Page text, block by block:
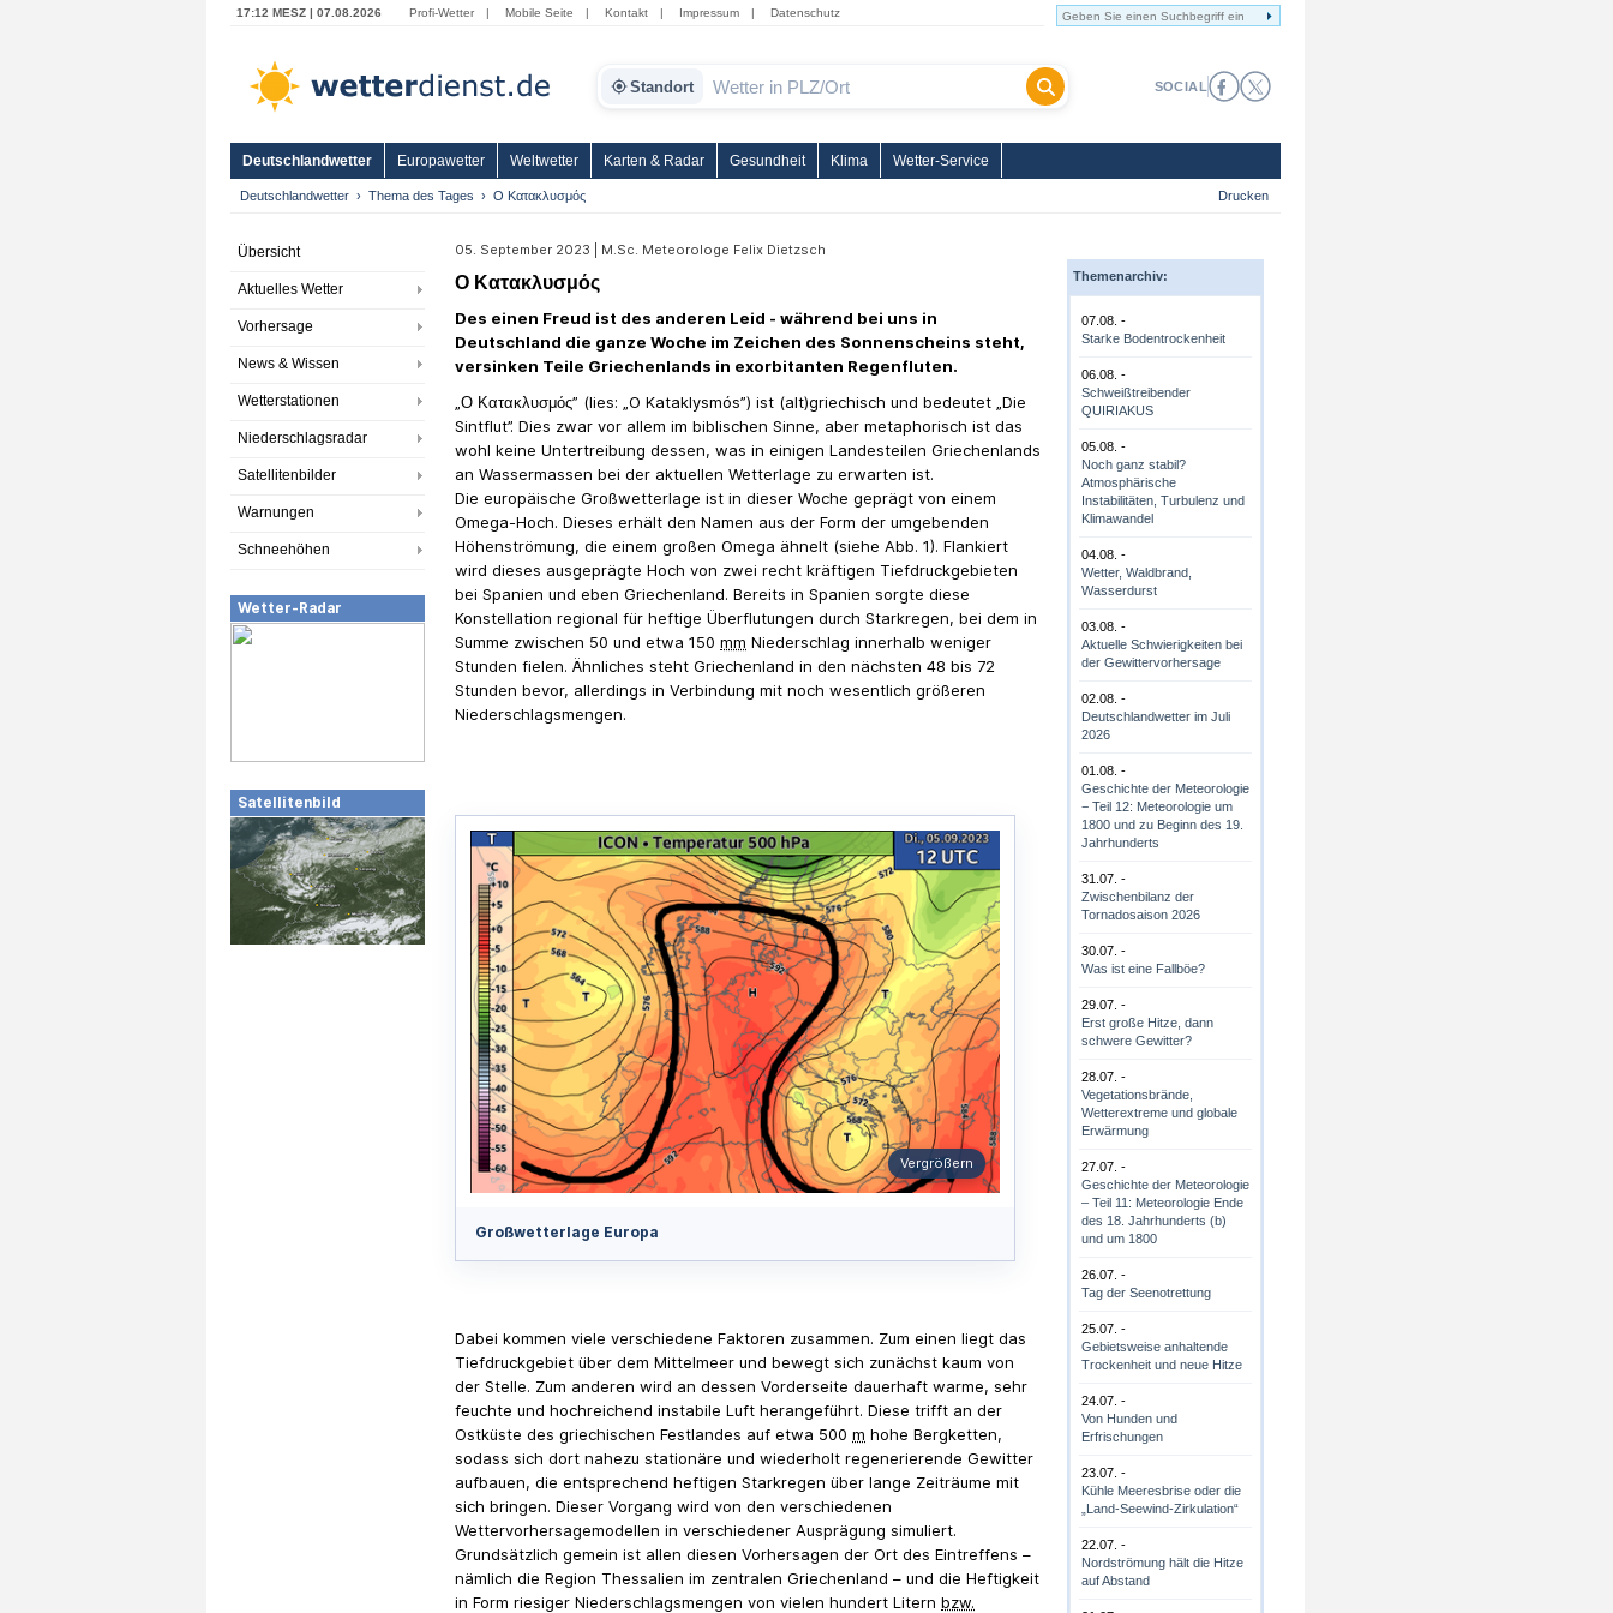
17:12 MESZ | 07.08.2026 Profi-Wetter | Mobile Seite | Kontakt | Impressum | Datenschutz
Standort SOCIAL
Deutschlandwetter Europawetter Weltwetter Karten & Radar Gesundheit Klima Wetter-Service
Deutschlandwetter Thema des Tages Ο Κατακλυσμός Drucken
Übersicht
Aktuelles Wetter
Vorhersage
News & Wissen
Wetterstationen
Niederschlagsradar
Satellitenbilder
Warnungen
Schneehöhen
Wetter-Radar
Satellitenbild
05. September 2023 | M.Sc. Meteorologe Felix Dietzsch
Ο Κατακλυσμός
Des einen Freud ist des anderen Leid - während bei uns in
Deutschland die ganze Woche im Zeichen des Sonnenscheins steht,
versinken Teile Griechenlands in exorbitanten Regenfluten.
„Ο Κατακλυσμός” (lies: „O Kataklysmós”) ist (alt)griechisch und bedeutet „Die
Sintflut”. Dies zwar vor allem im biblischen Sinne, aber metaphorisch ist das
wohl keine Untertreibung dessen, was in einigen Landesteilen Griechenlands
an Wassermassen bei der aktuellen Wetterlage zu erwarten ist.
Die europäische Großwetterlage ist in dieser Woche geprägt von einem
Omega-Hoch. Dieses erhält den Namen aus der Form der umgebenden
Höhenströmung, die einem großen Omega ähnelt (siehe Abb. 1). Flankiert
wird dieses ausgeprägte Hoch von zwei recht kräftigen Tiefdruckgebieten
bei Spanien und eben Griechenland. Bereits in Spanien sorgte diese
Konstellation regional für heftige Überflutungen durch Starkregen, bei dem in
Summe zwischen 50 und etwa 150 mm Niederschlag innerhalb weniger
Stunden fielen. Ähnliches steht Griechenland in den nächsten 48 bis 72
Stunden bevor, allerdings in Verbindung mit noch wesentlich größeren
Niederschlagsmengen.
Vergrößern
Großwetterlage Europa
Dabei kommen viele verschiedene Faktoren zusammen. Zum einen liegt das
Tiefdruckgebiet über dem Mittelmeer und bewegt sich zunächst kaum von
der Stelle. Zum anderen wird an dessen Vorderseite dauerhaft warme, sehr
feuchte und hochreichend instabile Luft herangeführt. Diese trifft an der
Ostküste des griechischen Festlandes auf etwa 500 m hohe Bergketten,
sodass sich dort nahezu stationäre und wiederholt regenerierende Gewitter
aufbauen, die entsprechend heftigen Starkregen über lange Zeiträume mit
sich bringen. Dieser Vorgang wird von den verschiedenen
Wettervorhersagemodellen in verschiedener Ausprägung simuliert.
Grundsätzlich gemein ist allen diesen Vorhersagen der Ort des Eintreffens –
nämlich die Region Thessalien im zentralen Griechenland – und die Heftigkeit
in Form riesiger Niederschlagsmengen von vielen hundert Litern bzw.
Themenarchiv:
07.08. -
Starke Bodentrockenheit
06.08. -
Schweißtreibender
QUIRIAKUS
05.08. -
Noch ganz stabil?
Atmosphärische
Instabilitäten, Turbulenz und
Klimawandel
04.08. -
Wetter, Waldbrand,
Wasserdurst
03.08. -
Aktuelle Schwierigkeiten bei
der Gewittervorhersage
02.08. -
Deutschlandwetter im Juli
2026
01.08. -
Geschichte der Meteorologie
− Teil 12: Meteorologie um
1800 und zu Beginn des 19.
Jahrhunderts
31.07. -
Zwischenbilanz der
Tornadosaison 2026
30.07. -
Was ist eine Fallböe?
29.07. -
Erst große Hitze, dann
schwere Gewitter?
28.07. -
Vegetationsbrände,
Wetterextreme und globale
Erwärmung
27.07. -
Geschichte der Meteorologie
– Teil 11: Meteorologie Ende
des 18. Jahrhunderts (b)
und um 1800
26.07. -
Tag der Seenotrettung
25.07. -
Gebietsweise anhaltende
Trockenheit und neue Hitze
24.07. -
Von Hunden und
Erfrischungen
23.07. -
Kühle Meeresbrise oder die
„Land-Seewind-Zirkulation“
22.07. -
Nordströmung hält die Hitze
auf Abstand